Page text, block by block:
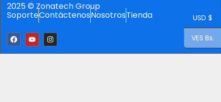
2025 © Zonatech Group
SoporteContáctenosNosotrosTienda USD $
VES Bs.